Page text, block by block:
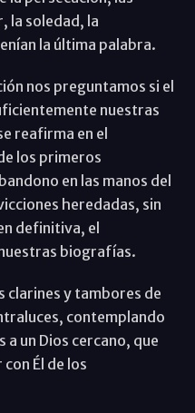
la soledad, la
la última palabra.
nos preguntamos si el
nuestras
reafirma en el
los primeros
en las manos del
heredadas, sin
definitiva, el
biografías.
clarines y tambores de
contemplando
un Dios cercano, que
Él de los